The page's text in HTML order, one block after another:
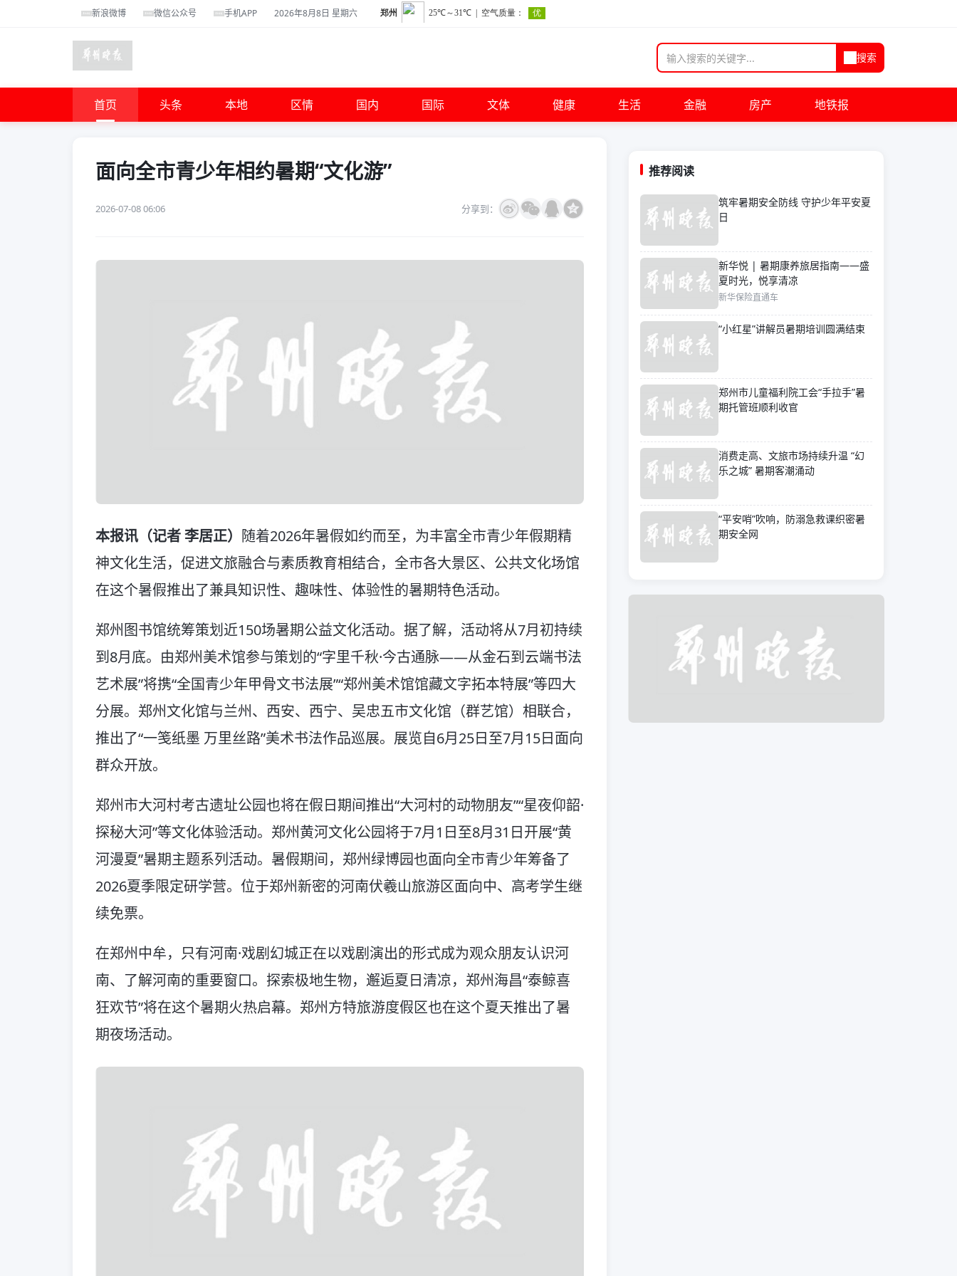
新浪微博 微信公众号 手机APP 2026年8月8日 星期六
搜索
首页 头条 本地 区情 国内 国际 文体 健康 生活 金融 房产 地铁报
面向全市青少年相约暑期“文化游”
2026-07-08 06:06 分享到：
本报讯（记者 李居正） 随着2026年暑假如约而至，为丰富全市青少年假期精
神文化生活，促进文旅融合与素质教育相结合，全市各大景区、公共文化场馆
在这个暑假推出了兼具知识性、趣味性、体验性的暑期特色活动。
郑州图书馆统筹策划近150场暑期公益文化活动。据了解，活动将从7月初持续
到8月底。由郑州美术馆参与策划的“字里千秋·今古通脉——从金石到云端书法
艺术展”将携“全国青少年甲骨文书法展”“郑州美术馆馆藏文字拓本特展”等四大
分展。郑州文化馆与兰州、西安、西宁、吴忠五市文化馆（群艺馆）相联合，
推出了“一笺纸墨 万里丝路”美术书法作品巡展。展览自6月25日至7月15日面向
群众开放。
郑州市大河村考古遗址公园也将在假日期间推出“大河村的动物朋友”“星夜仰韶·
探秘大河”等文化体验活动。郑州黄河文化公园将于7月1日至8月31日开展“黄
河漫夏”暑期主题系列活动。暑假期间，郑州绿博园也面向全市青少年筹备了
2026夏季限定研学营。位于郑州新密的河南伏羲山旅游区面向中、高考学生继
续免票。
在郑州中牟，只有河南·戏剧幻城正在以戏剧演出的形式成为观众朋友认识河
南、了解河南的重要窗口。探索极地生物，邂逅夏日清凉，郑州海昌“泰鲸喜
狂欢节”将在这个暑期火热启幕。郑州方特旅游度假区也在这个夏天推出了暑
期夜场活动。
推荐阅读
筑牢暑期安全防线 守护少年平安夏
日
新华悦 | 暑期康养旅居指南——盛
夏时光，悦享清凉
新华保险直通车
“小红星”讲解员暑期培训圆满结束
郑州市儿童福利院工会“手拉手”暑
期托管班顺利收官
消费走高、文旅市场持续升温 “幻
乐之城” 暑期客潮涌动
“平安哨”吹响，防溺急救课织密暑
期安全网